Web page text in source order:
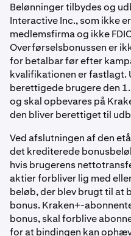
Belønninger tilbydes og
Interactive Inc., som ikke
medlemsfirma og ikke
Overførselsbonussen er
for betalbar før efter
kvalifikationen er fastlagt.
berettigede brugere den
og skal opbevares på
den bliver berettiget til
Ved afslutningen af den
det krediterede
hvis brugerens
aktier forbliver lig med
beløb, der blev brugt til at
bonus. Kraken+-
bonus, skal forblive
for at bindingen kan